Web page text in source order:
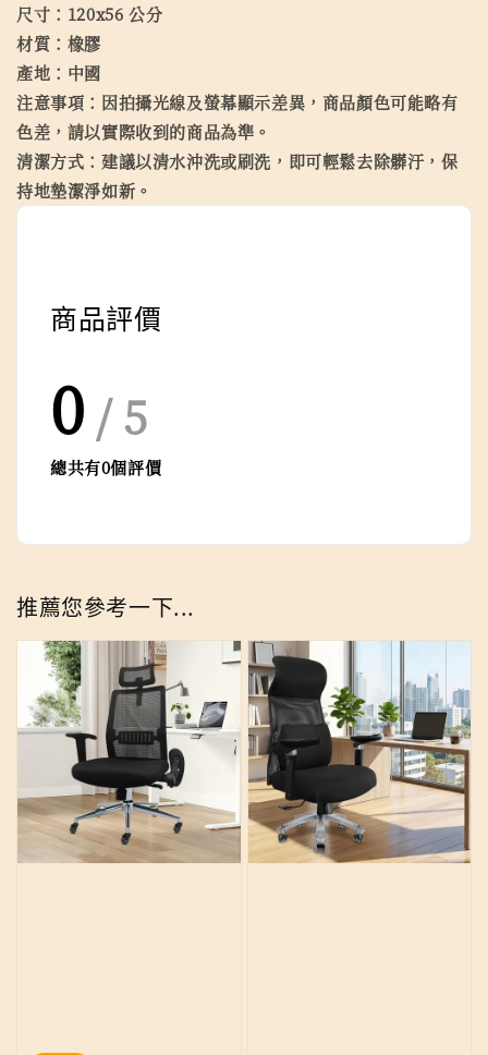
尺寸：120x56 公分
材質：橡膠
產地：中國
注意事項：因拍攝光線及螢幕顯示差異，商品顏色可能略有
色差，請以實際收到的商品為準。
清潔方式：建議以清水沖洗或刷洗，即可輕鬆去除髒汙，保
持地墊潔淨如新。
商品評價
0 / 5
總共有0個評價
推薦您參考一下...